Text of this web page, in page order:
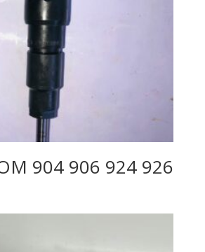
904 906 924 926